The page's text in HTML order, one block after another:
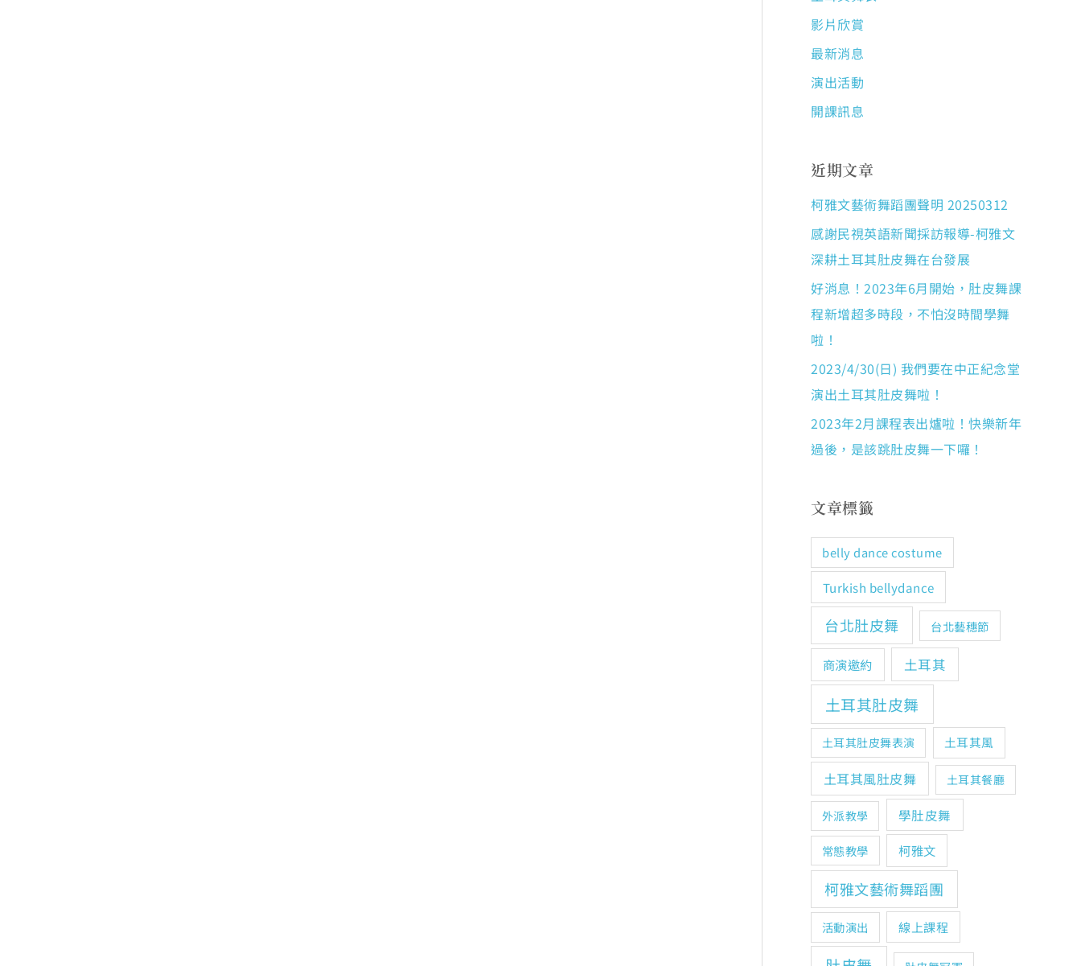
影片欣賞
最新消息
演出活動
開課訊息
近期文章
柯雅文藝術舞蹈團聲明 20250312
感謝民視英語新聞採訪報導-柯雅文
深耕土耳其肚皮舞在台發展
好消息！2023年6月開始，肚皮舞課
程新增超多時段，不怕沒時間學舞
啦！
2023/4/30(日) 我們要在中正紀念堂
演出土耳其肚皮舞啦！
2023年2月課程表出爐啦！快樂新年
過後，是該跳肚皮舞一下囉！
文章標籤
belly dance costume
Turkish bellydance
台北肚皮舞 台北藝穗節
商演邀約 土耳其
土耳其肚皮舞
土耳其肚皮舞表演 土耳其風
土耳其風肚皮舞 土耳其餐廳
外派教學 學肚皮舞
常態教學 柯雅文
柯雅文藝術舞蹈團
活動演出 線上課程